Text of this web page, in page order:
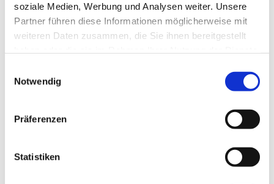
soziale Medien, Werbung und Analysen weiter. Unsere
Partner führen diese Informationen möglicherweise mit
weiteren Daten zusammen, die Sie ihnen bereitgestellt
Notwendig
Präferenzen
Statistiken
E-Mail-Adresse*
Website
← Vorherige: